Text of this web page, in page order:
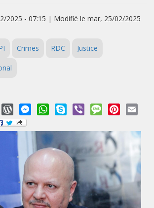
2025 - 07:15 | Modifié le mar, 25/02/2025
Crimes RDC Justice
LinkedInWordPressMessengerWhatsApp
Skype Viber MessagePinterest